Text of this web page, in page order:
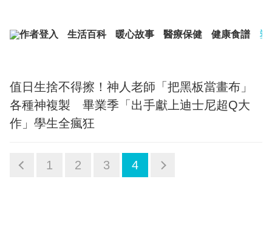
作者登入 生活百科 暖心故事 醫療保健 健康食譜 塑
值日生捨不得擦！神人老師「把黑板當畫布」
各種神複製 畢業季「出手獻上迪士尼超Q大
作」學生全瘋狂
1 2 3 4